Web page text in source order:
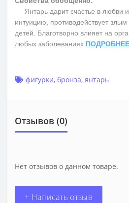
Янтарь дарит счастье в любви
интуицию, противодействует
детей. Благотворно влияет на
любых заболеваниях ПОДРОБНЕЕ
фигурки, бронза, янтарь
Отзывов (0)
Нет отзывов о данном товаре.
+ Написать отзыв